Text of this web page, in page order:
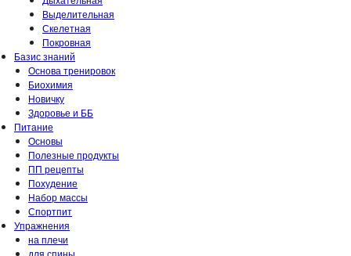
Выделительная
Скелетная
Покровная
Базис знаний
Основа тренировок
Биохимия
Новичку
Здоровье и ББ
Питание
Основы
Полезные продукты
ПП рецепты
Похудение
Набор массы
Спортпит
Упражнения
на плечи
для спины